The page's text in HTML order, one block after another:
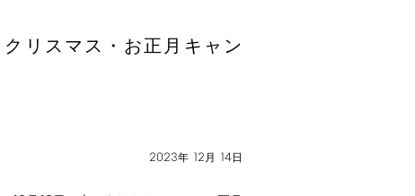
クリスマス・お正月キャン
2023年 12 月 14日